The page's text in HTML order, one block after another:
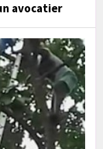
avocatier